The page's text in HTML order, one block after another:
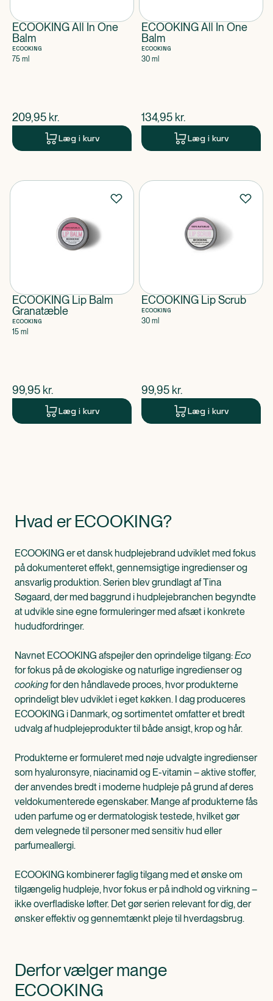
ECOOKING All In One
Balm
ECOOKING
75 ml
$nuværende pris
209,95 kr.
Læg i kurv
ECOOKING All In One
Balm
ECOOKING
30 ml
$nuværende pris
134,95 kr.
Læg i kurv
ECOOKING Lip Balm
Granatæble
ECOOKING
15 ml
$nuværende pris
99,95 kr.
Læg i kurv
ECOOKING Lip Scrub
ECOOKING
30 ml
$nuværende pris
99,95 kr.
Læg i kurv
Hvad er ECOOKING?
ECOOKING er et dansk hudplejebrand udviklet med fokus
på dokumenteret effekt, gennemsigtige ingredienser og
ansvarlig produktion. Serien blev grundlagt af Tina
Søgaard, der med baggrund i hudplejebranchen begyndte
at udvikle sine egne formuleringer med afsæt i konkrete
hududfordringer.
Navnet ECOOKING afspejler den oprindelige tilgang:Eco
for fokus på de økologiske og naturlige ingredienser og
cookingfor den håndlavede proces, hvor produkterne
oprindeligt blev udviklet i eget køkken. I dag produceres
ECOOKING i Danmark, og sortimentet omfatter et bredt
udvalg af hudplejeprodukter til både ansigt, krop og hår.
Produkterne er formuleret med nøje udvalgte ingredienser
som hyaluronsyre, niacinamid og E-vitamin – aktive stoffer,
der anvendes bredt i moderne hudpleje på grund af deres
veldokumenterede egenskaber. Mange af produkterne fås
uden parfume og er dermatologisk testede, hvilket gør
dem velegnede til personer med sensitiv hud eller
parfumeallergi.
ECOOKING kombinerer faglig tilgang med et ønske om
tilgængelig hudpleje, hvor fokus er på indhold og virkning –
ikke overfladiske løfter. Det gør serien relevant for dig, der
ønsker effektiv og gennemtænkt pleje til hverdagsbrug.
Derfor vælger mange
ECOOKING